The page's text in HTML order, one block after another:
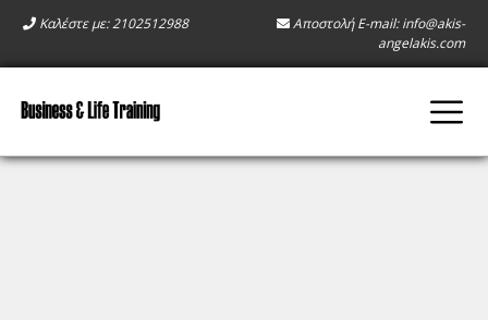
Καλέστε με: 2102512988 Αποστολή E-mail:info@akis-
angelakis.com